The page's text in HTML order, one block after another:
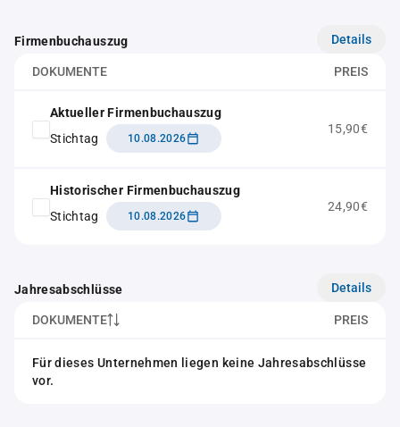
Firmenbuchauszug Details
DOKUMENTE PREIS
Aktueller Firmenbuchauszug
Stichtag
10.08.2026
15,90€
Historischer Firmenbuchauszug
Stichtag
10.08.2026
24,90€
Jahresabschlüsse Details
DOKUMENTE PREIS
Für dieses Unternehmen liegen keine Jahresabschlüsse
vor.